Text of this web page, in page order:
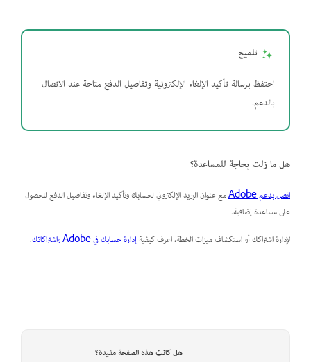
تلميح
احتفظ برسالة تأكيد الإلغاء الإلكترونية وتفاصيل الدفع متاحة عند الاتصال
بالدعم.
هل ما زلت بحاجة للمساعدة؟
اتصل بدعم Adobe
مع عنوان البريد الإلكتروني لحسابك وتأكيد الإلغاء وتفاصيل الدفع للحصول
على مساعدة إضافية.
لإدارة اشتراكك أو استكشاف ميزات الخطة، اعرف كيفيةإدارة حسابك في Adobe واشتراكاتك .
هل كانت هذه الصفحة مفيدة؟